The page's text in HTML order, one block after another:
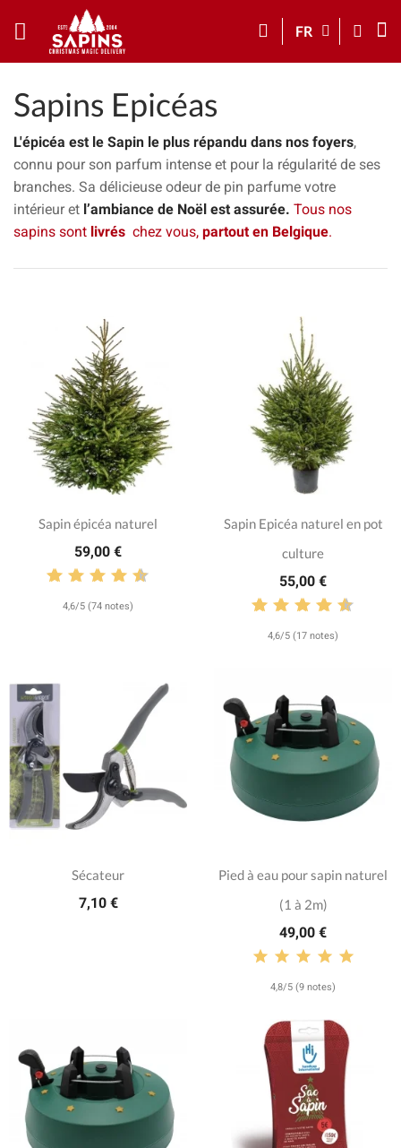
FR
Sapins Epicéas
L'épicéa est le Sapin le plus répandu dans nos foyers,
connu pour son parfum intense et pour la régularité de ses
branches. Sa délicieuse odeur de pin parfume votre
intérieur et l’ambiance de Noël est assurée. Tous nos
sapins sont livrés chez vous, partout en Belgique.
Sapin épicéa naturel
59,00 €
4,6/5 (74 notes)
Sapin Epicéa naturel en pot
culture
55,00 €
4,6/5 (17 notes)
Sécateur
7,10 €
Pied à eau pour sapin naturel
(1 à 2m)
49,00 €
4,8/5 (9 notes)